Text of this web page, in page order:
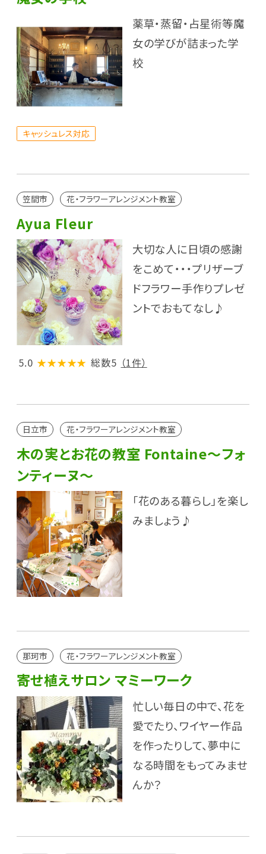
薬草・蒸留・占星術等魔
女の学びが詰まった学
校
キャッシュレス対応
笠間市 花・フラワーアレンジメント教室
Ayua Fleur
大切な人に日頃の感謝
をこめて・・・プリザーブ
ドフラワー手作りプレゼ
ントでおもてなし♪
5.0 ★★★★★ 総数5 （1件）
日立市 花・フラワーアレンジメント教室
木の実とお花の教室 Fontaine～フォ
ンティーヌ～
「花のある暮らし」を楽し
みましょう♪
那珂市 花・フラワーアレンジメント教室
寄せ植えサロン マミーワーク
忙しい毎日の中で、花を
愛でたり、ワイヤー作品
を作ったりして、夢中に
なる時間をもってみませ
んか？